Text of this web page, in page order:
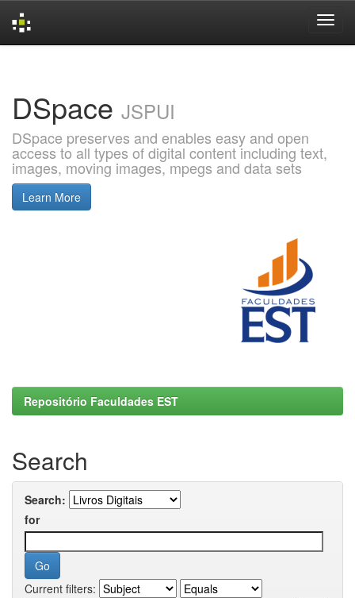
DSpace JSPUI
DSpace preserves and enables easy and open
access to all types of digital content including text,
images, moving images, mpegs and data sets
Learn More
Repositório Faculdades EST
Search
Search:
for
Current filters: